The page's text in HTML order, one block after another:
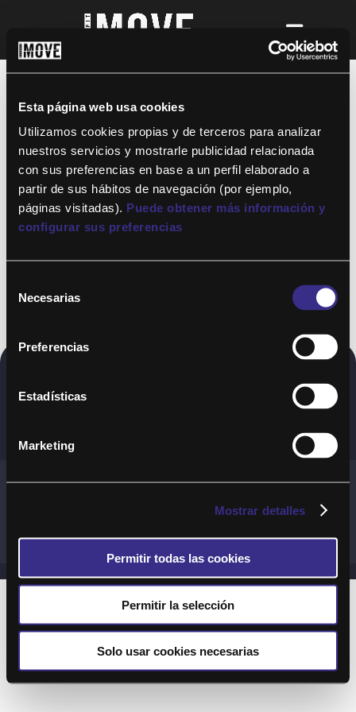
Esta página web usa cookies
Utilizamos cookies propias y de terceros para analizar
nuestros servicios y mostrarle publicidad relacionada
con sus preferencias en base a un perfil elaborado a
partir de sus hábitos de navegación (por ejemplo,
páginas visitadas). Puede obtener más información y
configurar sus preferencias
Necesarias
Preferencias
Estadísticas
Marketing
Mostrar detalles
Permitir todas las cookies
Permitir la selección
Solo usar cookies necesarias
¡Para disfrutar de ALTAFIT MOVE tienes
así podrás acceder a todos nuestros
entrenamientos y clases online donde
quieras!
Copyright © 2020. Todos los derechos
Términos y Cond. Generales de uso del Servicio
Preguntas Frecuentes